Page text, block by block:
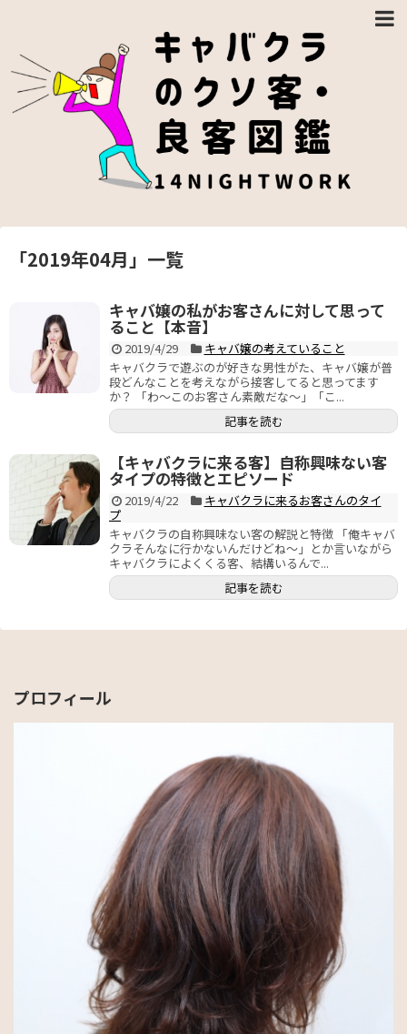
「2019年04月」 一覧
キャバ嬢の私がお客さんに対して思って
ること【本音】
2019/4/29
キャバ嬢の考えていること
キャバクラで遊ぶのが好きな男性がた、キャバ嬢が普
段どんなことを考えながら接客してると思ってます
か？ 「わ〜このお客さん素敵だな〜」「こ...
記事を読む
【キャバクラに来る客】自称興味ない客
タイプの特徴とエピソード
2019/4/22
キャバクラに来るお客さんのタイ
プ
キャバクラの自称興味ない客の解説と特徴 「俺キャバ
クラそんなに行かないんだけどね〜」とか言いながら
キャバクラによくくる客、結構いるんで...
記事を読む
プロフィール